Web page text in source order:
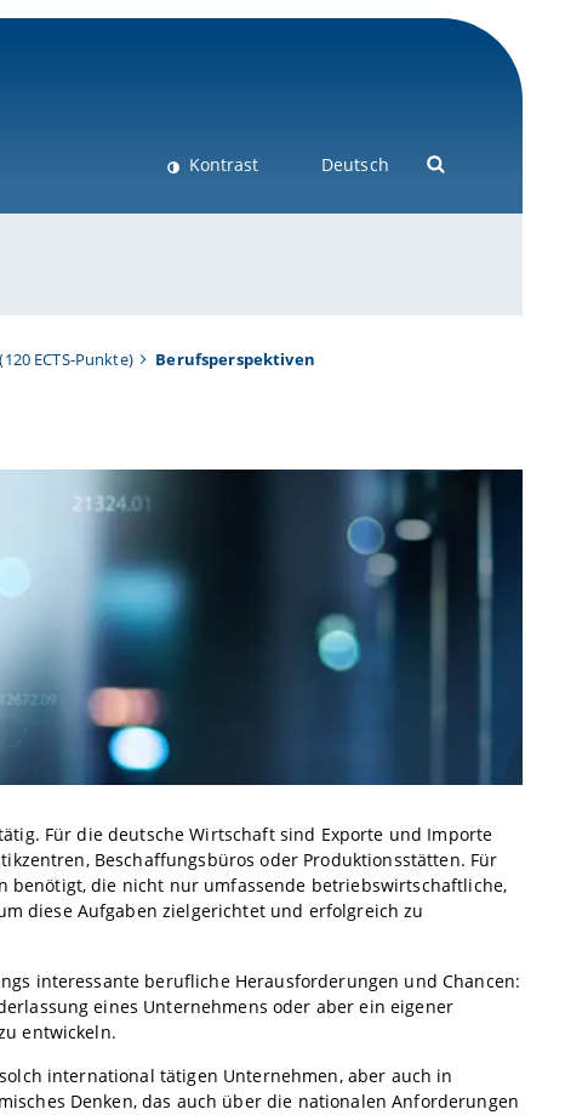
Kontrast Deutsch
ECTS-Punkte) Berufsperspektiven
Für die deutsche Wirtschaft sind Exporte und Importe
Beschaffungsbüros oder Produktionsstätten. Für
die nicht nur umfassende betriebswirtschaftliche,
diese Aufgaben zielgerichtet und erfolgreich zu
interessante berufliche Herausforderungen und Chancen:
eines Unternehmens oder aber ein eigener
entwickeln.
international tätigen Unternehmen, aber auch in
Denken, das auch über die nationalen Anforderungen